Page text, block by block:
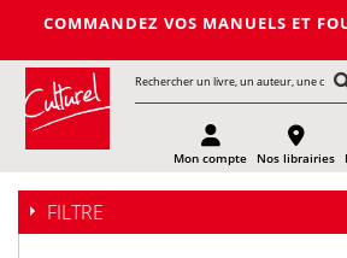
VOS MANUELS ET
Mon compte Nos librairies
FILTRE